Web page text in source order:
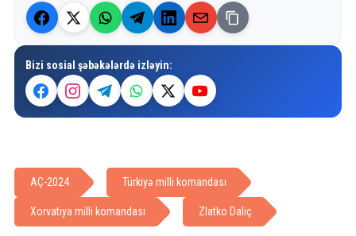
Bizi sosial şəbəkələrdə izləyin:
AÇ-2024 Türkiyə milli komandası
Xorvatiya milli komandası Zlatko Daliç